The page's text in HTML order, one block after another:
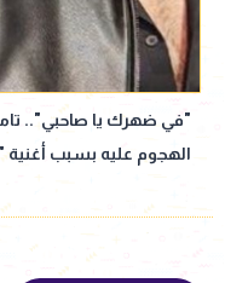
"في ضهرك يا صاحبي"..
الهجوم عليه بسبب أغنية